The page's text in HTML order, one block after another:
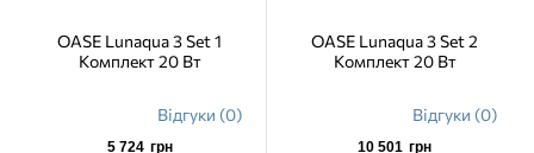
OASE Lunaqua 3 Set 1
Комплект 20 Вт
Відгуки (0)
5 724 грн
OASE Lunaqua 3 Set 2
Комплект 20 Вт
Відгуки (0)
10 501 грн